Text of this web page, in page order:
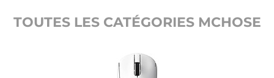
TOUTES LES CATÉGORIES MCHOSE